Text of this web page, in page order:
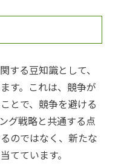
する豆知識として、
す。これは、競争が
とで、競争を避ける
グ戦略と共通する点
のではなく、新たな
てています。